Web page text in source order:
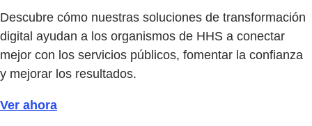
Descubre cómo nuestras soluciones de transformación
digital ayudan a los organismos de HHS a conectar
mejor con los servicios públicos, fomentar la confianza
y mejorar los resultados.
Ver ahora